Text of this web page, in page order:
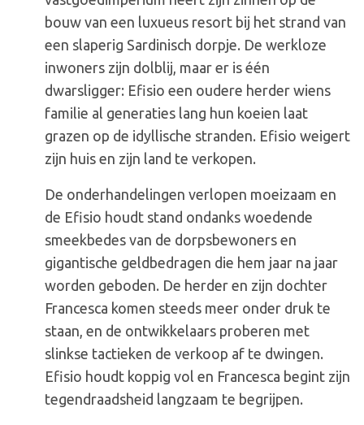
Cosi
(Avond)
bouw van een luxueus resort bij het strand van
een slaperig Sardinisch dorpje. De werkloze
inwoners zijn dolblij, maar er is één
dwarsligger: Efisio een oudere herder wiens
familie al generaties lang hun koeien laat
grazen op de idyllische stranden. Efisio weigert
zijn huis en zijn land te verkopen.
De onderhandelingen verlopen moeizaam en
de Efisio houdt stand ondanks woedende
smeekbedes van de dorpsbewoners en
gigantische geldbedragen die hem jaar na jaar
worden geboden. De herder en zijn dochter
Francesca komen steeds meer onder druk te
staan, en de ontwikkelaars proberen met
slinkse tactieken de verkoop af te dwingen.
Efisio houdt koppig vol en Francesca begint zijn
tegendraadsheid langzaam te begrijpen.